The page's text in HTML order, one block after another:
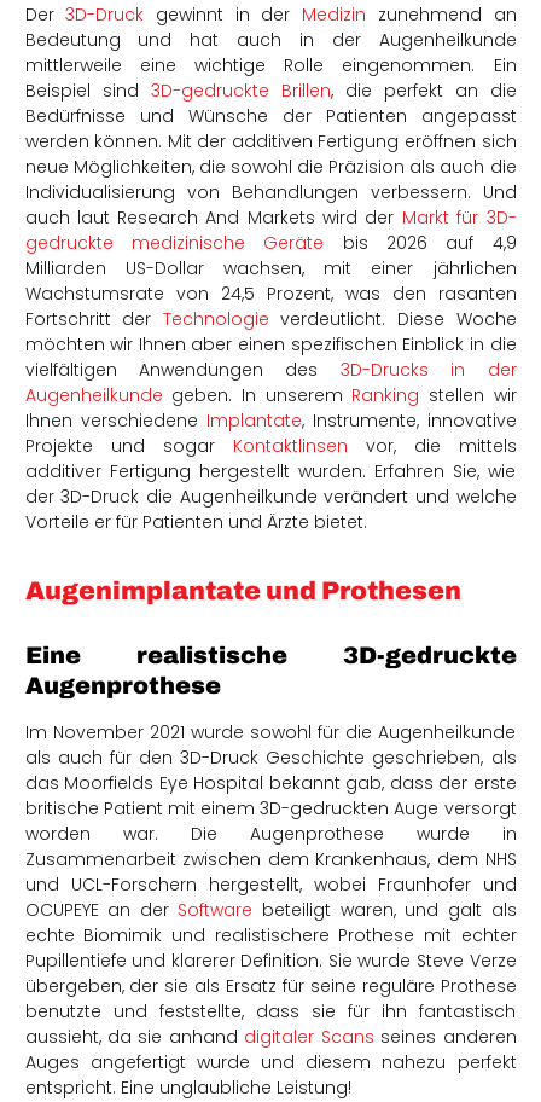
Der3D-Druck gewinnt in der Medizin zunehmend an
Bedeutung und hat auch in der Augenheilkunde
mittlerweile eine wichtige Rolle eingenommen. Ein
Beispiel sind 3D-gedruckte Brillen, die perfekt an die
Bedürfnisse und Wünsche der Patienten angepasst
werden können. Mit der additiven Fertigung eröffnen sich
neue Möglichkeiten, die sowohl die Präzision als auch die
Individualisierung von Behandlungen verbessern. Und
auch laut Research And Markets wird der Markt für 3D-
gedruckte medizinische Geräte bis 2026 auf 4,9
Milliarden US-Dollar wachsen, mit einer jährlichen
Wachstumsrate von 24,5 Prozent, was den rasanten
Fortschritt der Technologie verdeutlicht. Diese Woche
möchten wir Ihnen aber einen spezifischen Einblick in die
vielfältigen Anwendungen des 3D-Drucks in der
Augenheilkunde geben. In unserem Ranking stellen wir
Ihnen verschiedene Implantate, Instrumente, innovative
Projekte und sogar Kontaktlinsen vor, die mittels
additiver Fertigung hergestellt wurden. Erfahren Sie, wie
der 3D-Druck die Augenheilkunde verändert und welche
Vorteile er für Patienten und Ärzte bietet.
Augenimplantate und Prothesen
Eine realistische 3D-gedruckte
Augenprothese
Im November 2021 wurde sowohl für die Augenheilkunde
als auch für den 3D-Druck Geschichte geschrieben, als
das Moorfields Eye Hospital bekannt gab, dass der erste
britische Patient mit einem 3D-gedruckten Auge versorgt
worden war. Die Augenprothese wurde in
Zusammenarbeit zwischen dem Krankenhaus, dem NHS
und UCL-Forschern hergestellt, wobei Fraunhofer und
OCUPEYE an der Software beteiligt waren, und galt als
echte Biomimik und realistischere Prothese mit echter
Pupillentiefe und klarerer Definition. Sie wurde Steve Verze
übergeben, der sie als Ersatz für seine reguläre Prothese
benutzte und feststellte, dass sie für ihn fantastisch
aussieht, da sie anhand digitaler Scans seines anderen
Auges angefertigt wurde und diesem nahezu perfekt
entspricht. Eine unglaubliche Leistung!